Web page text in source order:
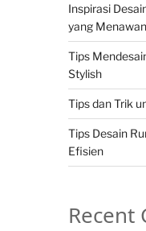
Inspirasi
yang Menawan
Tips
Stylish
Tips dan Trik
Tips Desain
Efisien
Recent